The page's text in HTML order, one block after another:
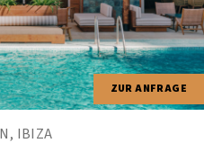
ZUR ANFRAGE
IBIZA